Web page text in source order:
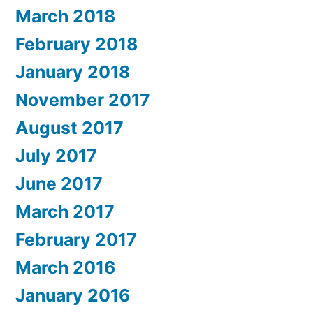
March 2018
February 2018
January 2018
November 2017
August 2017
July 2017
June 2017
March 2017
February 2017
March 2016
January 2016